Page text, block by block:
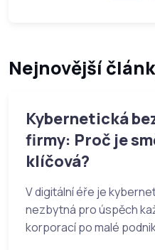
Nejnovější
Kybernetická
firmy: Proč je
klíčová?
V digitální éře je
nezbytná pro úspěch
korporací po malé